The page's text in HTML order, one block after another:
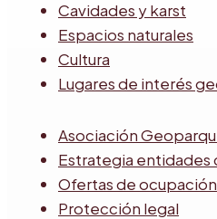
Cavidades y karst
Espacios naturales
Cultura
Lugares de interés
Asociación
Estrategia entidades
Ofertas de ocupación
Protección legal